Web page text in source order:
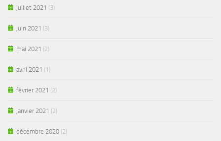
juillet 2021 (3)
juin 2021 (3)
mai 2021 (2)
avril 2021 (1)
février 2021 (2)
janvier 2021 (2)
décembre 2020 (2)